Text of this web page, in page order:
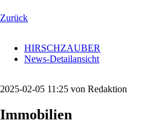
Zurück
HIRSCHZAUBER
News-Detailansicht
2025-02-05 11:25 von Redaktion
Immobilien